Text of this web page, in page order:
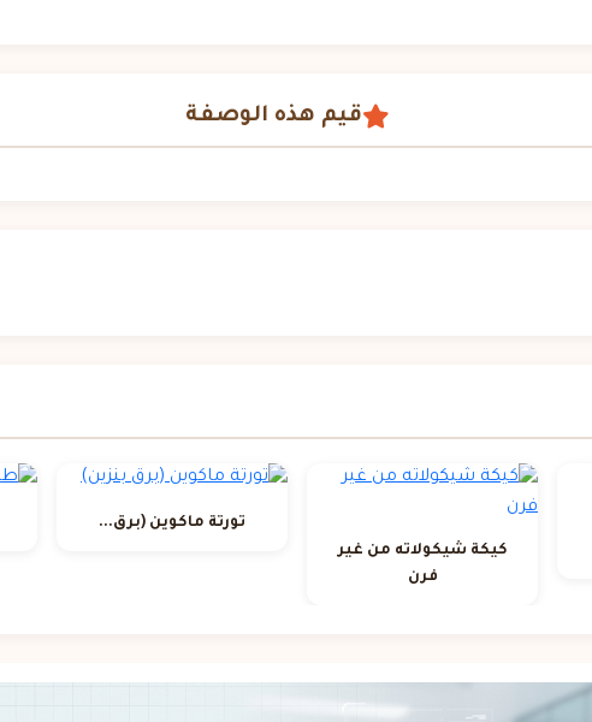
قيم هذه الوصفة
كيكة شيكولاته من غير
فرن
تورتة ماكوين (برق...